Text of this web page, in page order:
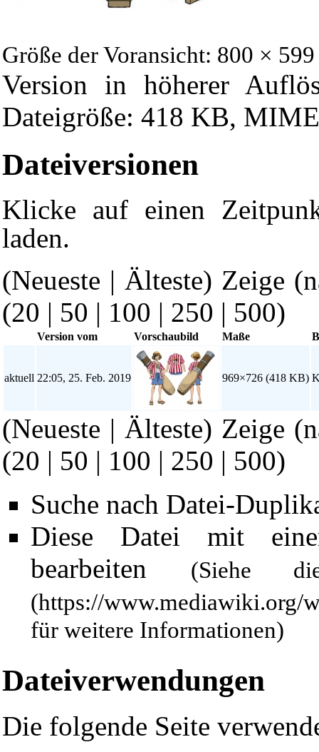
Größe der Voransicht: 800 ×
Version in höherer
Dateigröße: 418 KB,
Dateiversionen
Klicke auf einen
laden.
(Neueste | Älteste) Zeige
(20 | 50 | 100 | 250 | 500)
Version vom Vorschaubild Maße
aktuell 22:05, 25. Feb. 2019 969×726 (418 KB)
(Neueste | Älteste) Zeige
(20 | 50 | 100 | 250 | 500)
Suche nach Datei-
Diese Datei mit
bearbeiten
(Siehe
für weitere Informationen)
Dateiverwendungen
Die folgende Seite